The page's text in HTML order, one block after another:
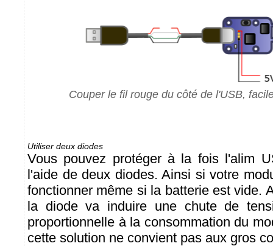
Couper le fil rouge du côté de l'USB,
Utiliser deux diodes
Vous pouvez protéger à la fois l'alim
l'aide de deux diodes. Ainsi si votre
fonctionner même si la batterie est vide.
la diode va induire une chute de
proportionnelle à la consommation du
cette solution ne convient pas aux gros